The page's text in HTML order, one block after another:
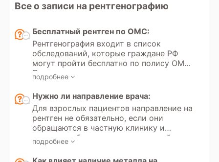
Все о записи на рентгенографию
Бесплатный рентген по ОМС:
Рентгенография входит в список
обследований, которые граждане РФ
могут пройти бесплатно по полису ОМС.
Получение направления на
рентгенографию регулируется
Федеральным законом РФ «Об
обязательном медицинском
страховании» №323. Кроме того, в
России доступно прохождение
рентгеновских исследований в рамках
добровольного медицинского
подробнее
Нужно ли направление врача:
Для взрослых пациентов направление на
рентген не обязательно, если они
обращаются в частную клинику и
проходят обследование на платной
основе. Однако для детей до 18 лет
направление от врача необходимо как
подробнее